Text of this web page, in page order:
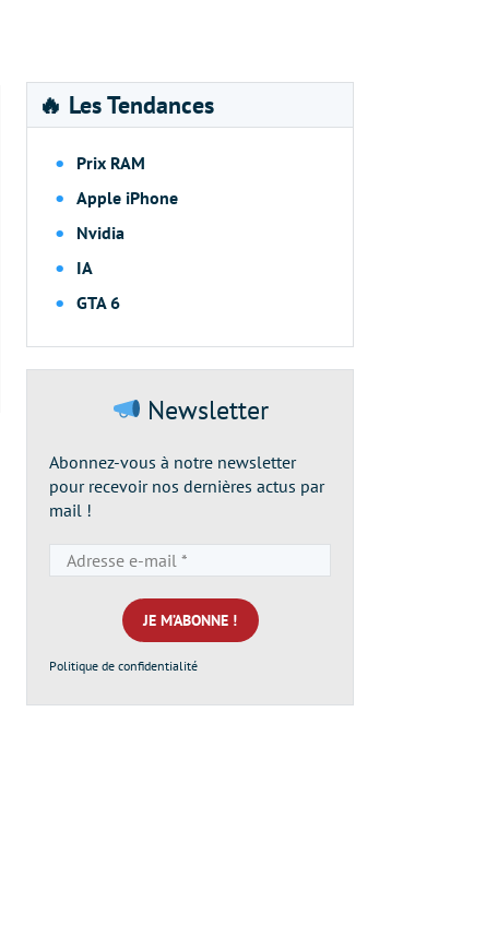
🔥 Les Tendances
Prix RAM
Apple iPhone
Nvidia
IA
GTA 6
Newsletter
Abonnez-vous à notre newsletter
pour recevoir nos dernières actus par
mail !
e-
mail
*
Politique de confidentialité